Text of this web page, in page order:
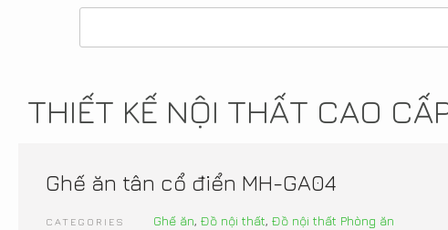
THIẾT KẾ NỘI THẤT CAO
Ghế ăn tân cổ điển MH-GA04
CATEGORIES Ghế ăn,Đồ nội thất,Đồ nội thất Phòng ăn